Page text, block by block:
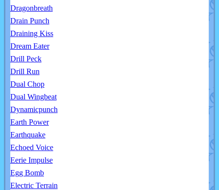
Dragonbreath
Drain Punch
Draining Kiss
Dream Eater
Drill Peck
Drill Run
Dual Chop
Dual Wingbeat
Dynamicpunch
Earth Power
Earthquake
Echoed Voice
Eerie Impulse
Egg Bomb
Electric Terrain